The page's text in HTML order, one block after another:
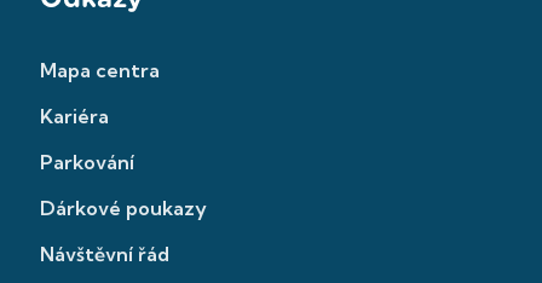
Mapa centra
Kariéra
Parkování
Dárkové poukazy
Návštěvní řád